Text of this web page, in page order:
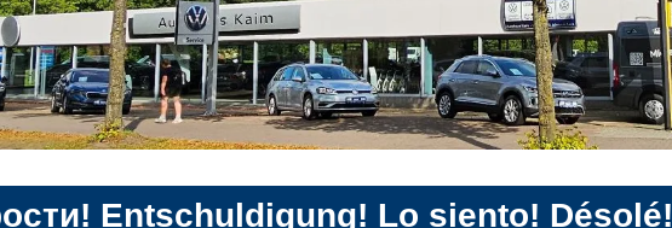
Entschuldigung! Lo siento! Désolé!